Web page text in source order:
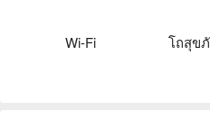
Wi-Fi โถสุข